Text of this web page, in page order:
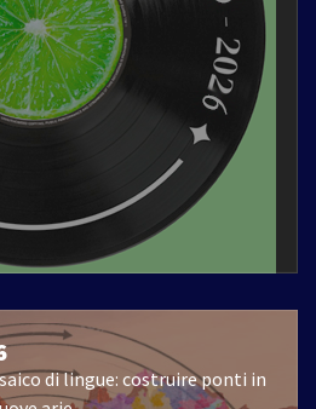
di lingue: costruire ponti in